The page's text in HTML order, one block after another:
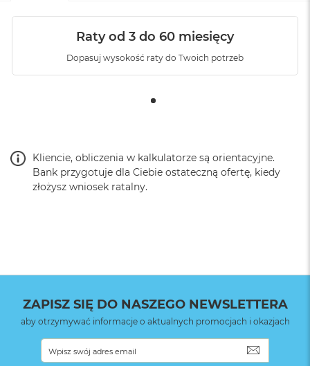
Raty od 3 do 60 miesięcy
Dopasuj wysokość raty do Twoich potrzeb
Kliencie, obliczenia w kalkulatorze są orientacyjne.
Bank przygotuje dla Ciebie ostateczną ofertę, kiedy
złożysz wniosek ratalny.
ZAPISZ SIĘ DO NASZEGO NEWSLETTERA
aby otrzymywać informacje o aktualnych promocjach i okazjach